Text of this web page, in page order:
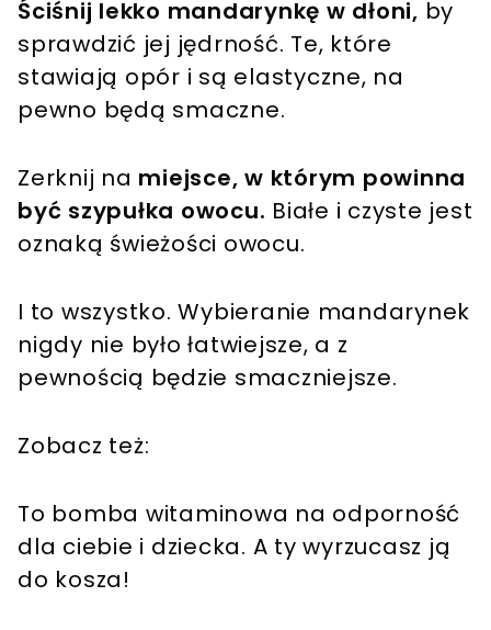
Ściśnij lekko mandarynkę w dłoni, by
sprawdzić jej jędrność. Te, które
stawiają opór i są elastyczne, na
pewno będą smaczne.
Zerknij na miejsce, w którym powinna
być szypułka owocu. Białe i czyste jest
oznaką świeżości owocu.
I to wszystko. Wybieranie mandarynek
nigdy nie było łatwiejsze, a z
pewnością będzie smaczniejsze.
Zobacz też:
To bomba witaminowa na odporność
dla ciebie i dziecka. A ty wyrzucasz ją
do kosza!